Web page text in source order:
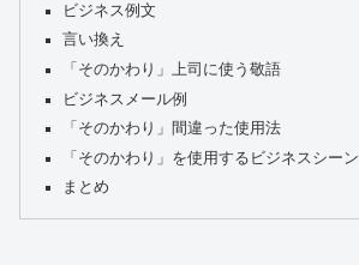
ビジネス例文
言い換え
「そのかわり」上司に使う敬語
ビジネスメール例
「そのかわり」間違った使用法
「そのかわり」を使用するビジネスシーン
まとめ